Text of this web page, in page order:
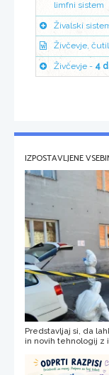
limfni sistem
Živalski
Živčevje,
Živčevje - 4
IZPOSTAVLJENE
Predstavljaj si, da
in novih tehnologij z